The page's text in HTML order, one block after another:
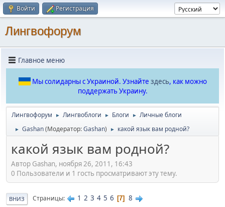
Войти Регистрация
Лингвофорум
Главное меню
Мы солидарны с Украиной. Узнайте здесь, как можно
поддержать Украину.
Лингвофорум ► Лингвоблоги ► Блоги ► Личные блоги
► Gashan(Модератор:Gashan) ► какой язык вам родной?
какой язык вам родной?
Автор Gashan, ноября 26, 2011, 16:43
0 Пользователи и 1 гость просматривают эту тему.
ВНИЗ Страницы 1 2 3 4 5 6 7 8